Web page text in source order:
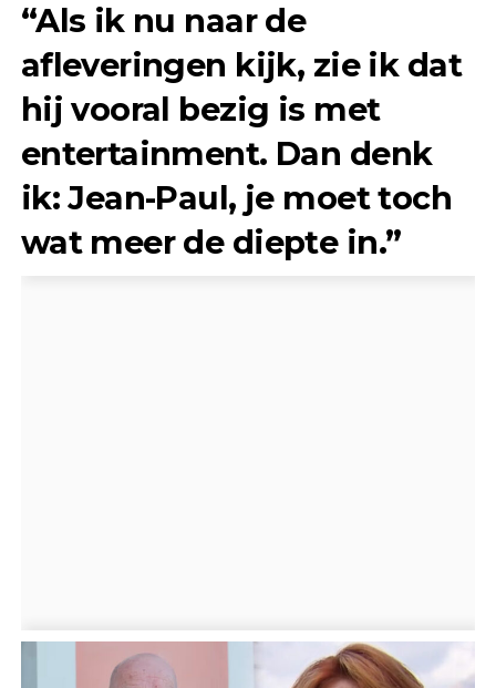
“Als ik nu naar de
afleveringen kijk, zie ik dat
hij vooral bezig is met
entertainment. Dan denk
ik: Jean-Paul, je moet toch
wat meer de diepte in.”